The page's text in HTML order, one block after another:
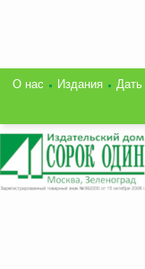
О нас Издания